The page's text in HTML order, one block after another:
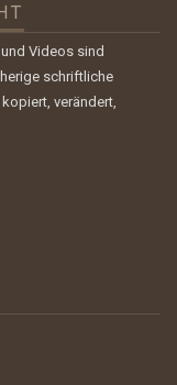
Videos sind
schriftliche
verändert,